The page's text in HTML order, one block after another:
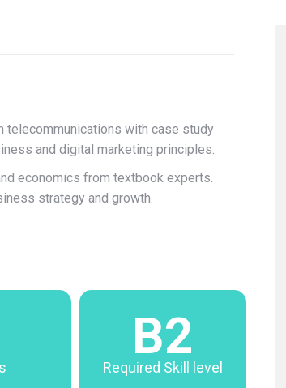
telecommunications with case study
and digital marketing principles.
economics from textbook experts.
strategy and growth.
B2
Required Skill level